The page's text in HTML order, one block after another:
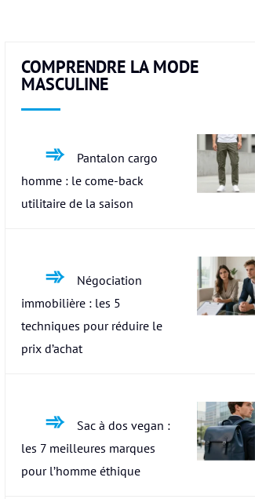
COMPRENDRE LA MODE
MASCULINE
Pantalon cargo
homme : le come-back
utilitaire de la saison
Négociation
immobilière : les 5
techniques pour réduire le
prix d’achat
Sac à dos vegan :
les 7 meilleures marques
pour l’homme éthique